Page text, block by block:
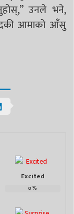
उनले भने,
आमाको आँसु
Excited
0%